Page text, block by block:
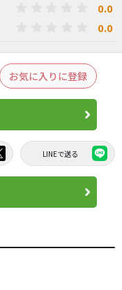
0.0
0.0
お気に入りに登録
LINEで送る